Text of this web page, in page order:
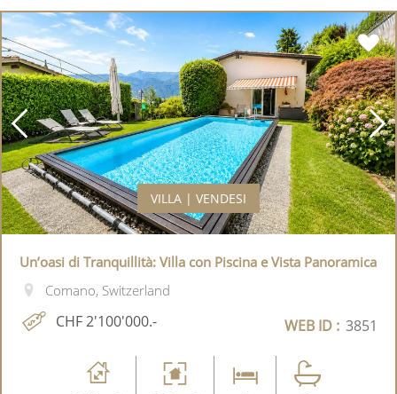
VILLA | VENDESI
Un’oasi di Tranquillità: Villa con Piscina e Vista Panoramica
Comano, Switzerland
CHF 2'100'000.- WEB ID : 3851